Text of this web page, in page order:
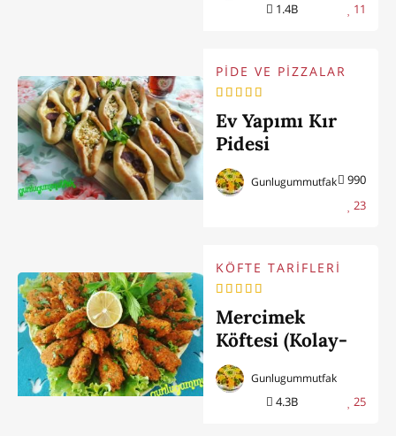
1.4B 11
PİDE VE PİZZALAR
Ev Yapımı Kır
Pidesi
990
23
Gunlugummutfak
KÖFTE TARİFLERİ
Mercimek
Köftesi (Kolay-
Harika Lezzet)
4.3B 25
Gunlugummutfak